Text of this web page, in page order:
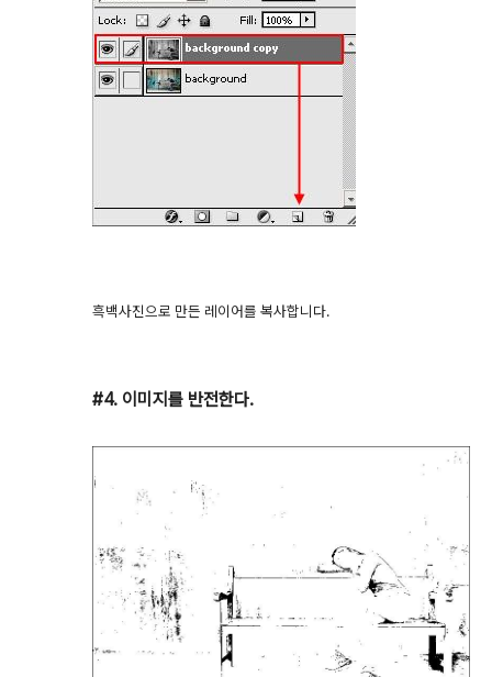
흑백사진으로 만든 레이어를 복사합니다.
#4. 이미지를 반전한다.